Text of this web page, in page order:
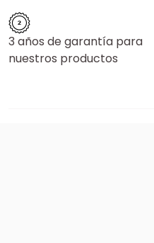
3 años de garantía para
nuestros productos